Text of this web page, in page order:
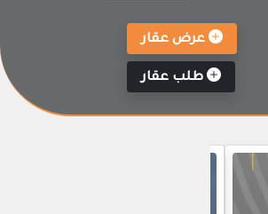
عرض عقار
طلب عقار